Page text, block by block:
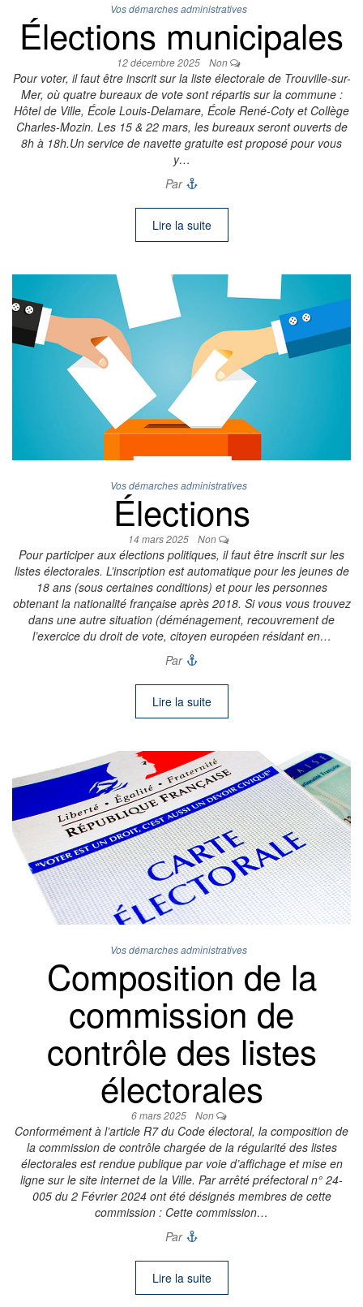
Vos démarches administratives
Élections municipales
12 décembre 2025 Non
Pour voter, il faut être inscrit sur la liste électorale de Trouville-sur-
Mer, où quatre bureaux de vote sont répartis sur la commune :
Hôtel de Ville, École Louis-Delamare, École René-Coty et Collège
Charles-Mozin. Les 15 & 22 mars, les bureaux seront ouverts de
8h à 18h.Un service de navette gratuite est proposé pour vous
y…
Par
Lire la suite
Vos démarches administratives
Élections
14 mars 2025 Non
Pour participer aux élections politiques, il faut être inscrit sur les
listes électorales. L’inscription est automatique pour les jeunes de
18 ans (sous certaines conditions) et pour les personnes
obtenant la nationalité française après 2018. Si vous vous trouvez
dans une autre situation (déménagement, recouvrement de
l’exercice du droit de vote, citoyen européen résidant en…
Par
Lire la suite
Vos démarches administratives
Composition de la
commission de
contrôle des listes
électorales
6 mars 2025 Non
Conformément à l’article R7 du Code électoral, la composition de
la commission de contrôle chargée de la régularité des listes
électorales est rendue publique par voie d’affichage et mise en
ligne sur le site internet de la Ville. Par arrêté préfectoral n° 24-
005 du 2 Février 2024 ont été désignés membres de cette
commission : Cette commission…
Par
Lire la suite